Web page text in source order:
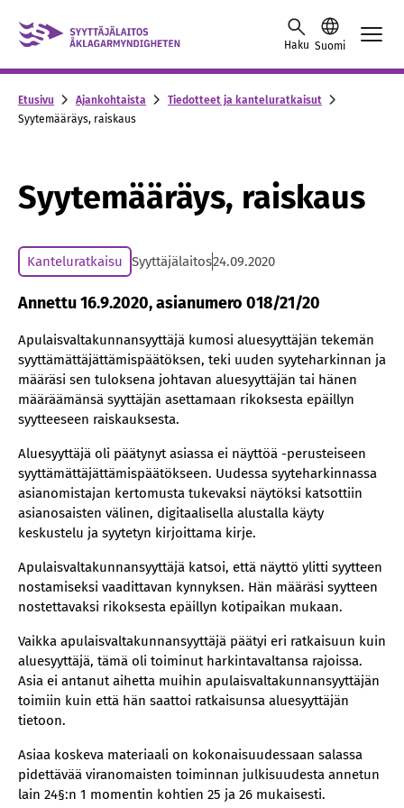
Siirry sisältöön
Haku Suomi
Etusivu Ajankohtaista
Tiedotteet ja kanteluratkaisut
Syytemääräys, raiskaus
Syytemääräys, raiskaus
Kanteluratkaisu Syyttäjälaitos24.09.2020
Annettu 16.9.2020, asianumero 018/21/20
Apulaisvaltakunnansyyttäjä kumosi aluesyyttäjän tekemän
syyttämättäjättämispäätöksen, teki uuden syyteharkinnan ja
määräsi sen tuloksena johtavan aluesyyttäjän tai hänen
määräämänsä syyttäjän asettamaan rikoksesta epäillyn
syytteeseen raiskauksesta.
Aluesyyttäjä oli päätynyt asiassa ei näyttöä -perusteiseen
syyttämättäjättämispäätökseen. Uudessa syyteharkinnassa
asianomistajan kertomusta tukevaksi näytöksi katsottiin
asianosaisten välinen, digitaalisella alustalla käyty
keskustelu ja syytetyn kirjoittama kirje.
Apulaisvaltakunnansyyttäjä katsoi, että näyttö ylitti syytteen
nostamiseksi vaadittavan kynnyksen. Hän määräsi syytteen
nostettavaksi rikoksesta epäillyn kotipaikan mukaan.
Vaikka apulaisvaltakunnansyyttäjä päätyi eri ratkaisuun kuin
aluesyyttäjä, tämä oli toiminut harkintavaltansa rajoissa.
Asia ei antanut aihetta muihin apulaisvaltakunnansyyttäjän
toimiin kuin että hän saattoi ratkaisunsa aluesyyttäjän
tietoon.
Asiaa koskeva materiaali on kokonaisuudessaan salassa
pidettävää viranomaisten toiminnan julkisuudesta annetun
lain 24§:n 1 momentin kohtien 25 ja 26 mukaisesti.